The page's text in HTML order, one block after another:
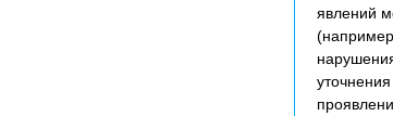
явлений